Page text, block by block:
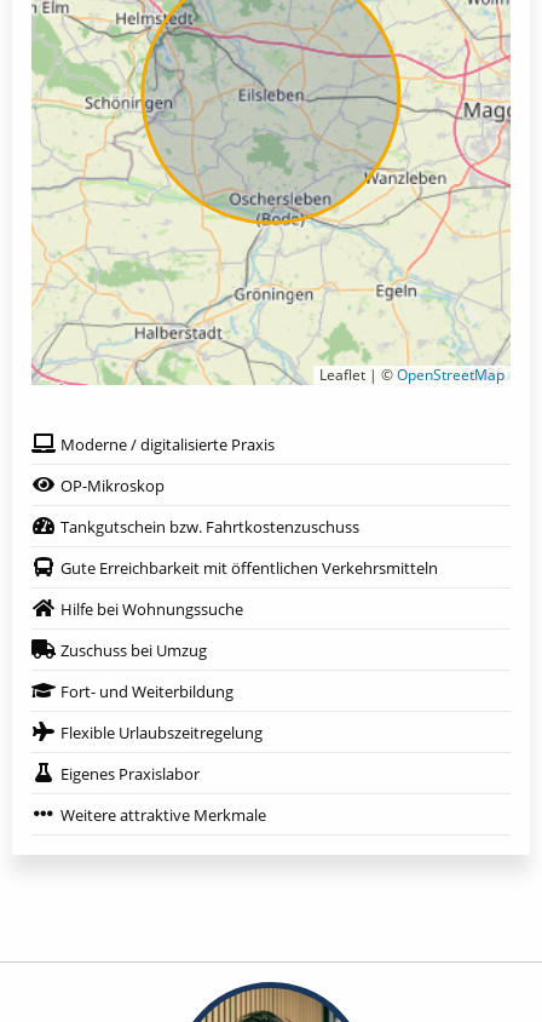
Leaflet | ©OpenStreetMap
Moderne / digitalisierte Praxis
OP-Mikroskop
Tankgutschein bzw. Fahrtkostenzuschuss
Gute Erreichbarkeit mit öffentlichen Verkehrsmitteln
Hilfe bei Wohnungssuche
Zuschuss bei Umzug
Fort- und Weiterbildung
Flexible Urlaubszeitregelung
Eigenes Praxislabor
Weitere attraktive Merkmale